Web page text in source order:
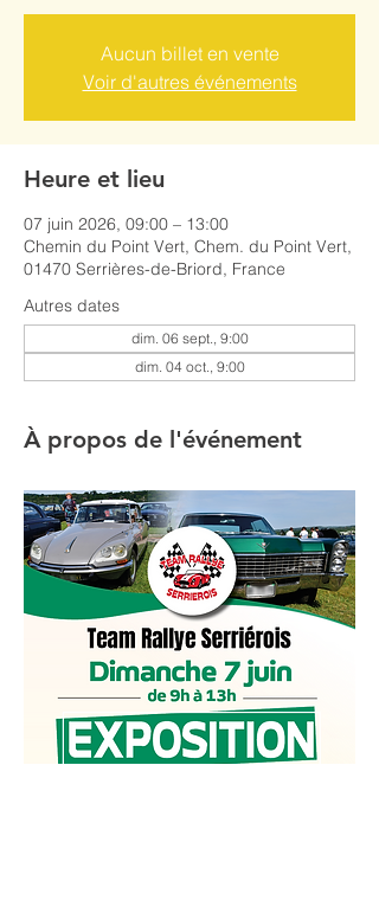
Aucun billet en vente
Voir d'autres événements
Heure et lieu
07 juin 2026, 09:00 – 13:00
Chemin du Point Vert, Chem. du Point Vert,
01470 Serrières-de-Briord, France
Autres dates
dim. 06 sept., 9:00
dim. 04 oct., 9:00
À propos de l'événement